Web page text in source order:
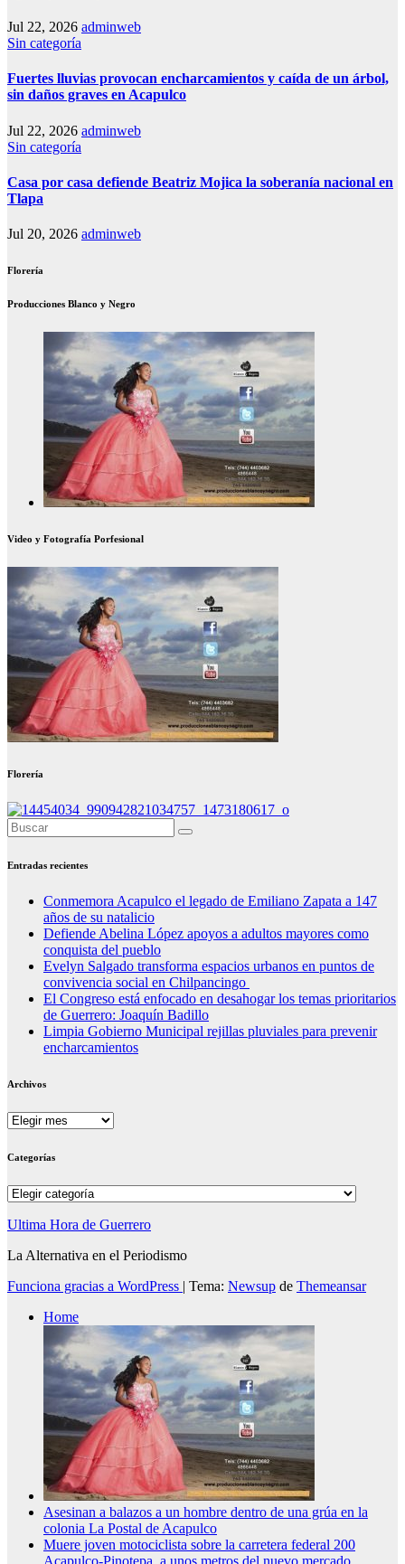
Jul 22, 2026 adminweb
Sin categoría
Fuertes lluvias provocan encharcamientos y caída de un árbol,
sin daños graves en Acapulco
Jul 22, 2026 adminweb
Sin categoría
Casa por casa defiende Beatriz Mojica la soberanía nacional en
Tlapa
Jul 20, 2026 adminweb
Florería
Producciones Blanco y Negro
Video y Fotografía Porfesional
Florería
Entradas recientes
Conmemora Acapulco el legado de Emiliano Zapata a 147
años de su natalicio
Defiende Abelina López apoyos a adultos mayores como
conquista del pueblo
Evelyn Salgado transforma espacios urbanos en puntos de
convivencia social en Chilpancingo
El Congreso está enfocado en desahogar los temas prioritarios
de Guerrero: Joaquín Badillo
Limpia Gobierno Municipal rejillas pluviales para prevenir
encharcamientos
Archivos
Archivos
Categorías
Categorías
Ultima Hora de Guerrero
La Alternativa en el Periodismo
Funciona gracias a WordPress | Tema: Newsup de Themeansar
Home
Asesinan a balazos a un hombre dentro de una grúa en la
colonia La Postal de Acapulco
Muere joven motociclista sobre la carretera federal 200
Acapulco-Pinotepa, a unos metros del nuevo mercado.